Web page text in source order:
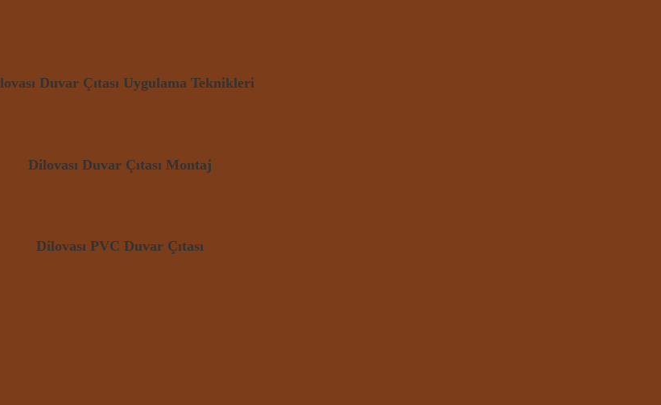
Duvar Çıtası Uygulama Teknikleri
Dilovası Duvar Çıtası Montaj
Dilovası PVC Duvar Çıtası